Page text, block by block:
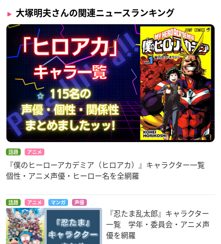
大塚明夫さんの関連ニュースランキング
話題 アニメ
『僕のヒーローアカデミア（ヒロアカ）』キャラクター一覧
個性・アニメ声優・ヒーロー名を全網羅
話題 アニメ マンガ 声優
『忍たま乱太郎』キャラクター
一覧 学年・委員会・アニメ声
優を網羅